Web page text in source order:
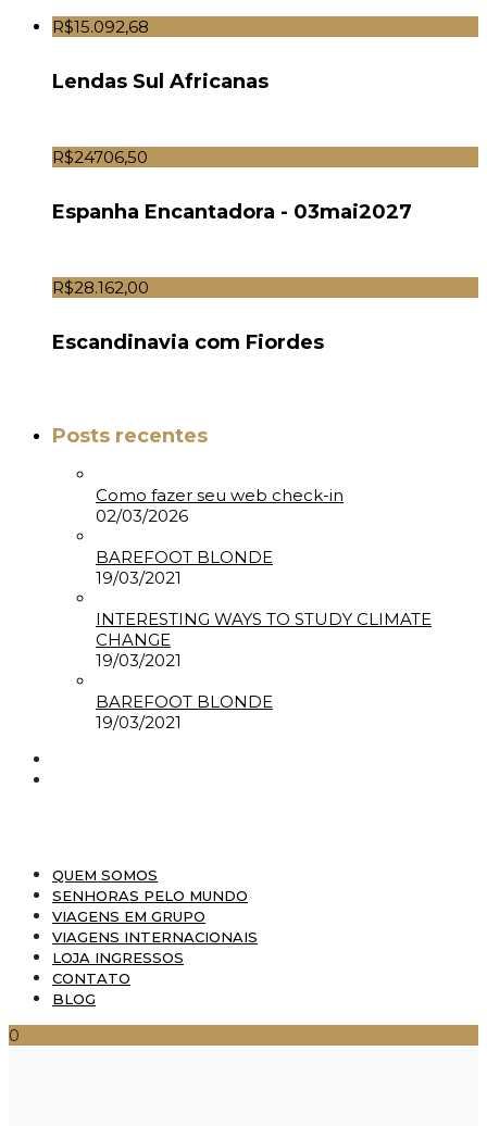
R$15.092,68
Lendas Sul Africanas
R$24706,50
Espanha Encantadora - 03mai2027
R$28.162,00
Escandinavia com Fiordes
Posts recentes
Como fazer seu web check-in
02/03/2026
BAREFOOT BLONDE
19/03/2021
INTERESTING WAYS TO STUDY CLIMATE
CHANGE
19/03/2021
BAREFOOT BLONDE
19/03/2021
QUEM SOMOS
SENHORAS PELO MUNDO
VIAGENS EM GRUPO
VIAGENS INTERNACIONAIS
LOJA INGRESSOS
CONTATO
BLOG
0